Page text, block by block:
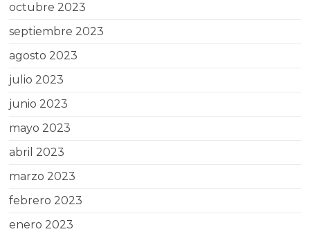
octubre 2023
septiembre 2023
agosto 2023
julio 2023
junio 2023
mayo 2023
abril 2023
marzo 2023
febrero 2023
enero 2023